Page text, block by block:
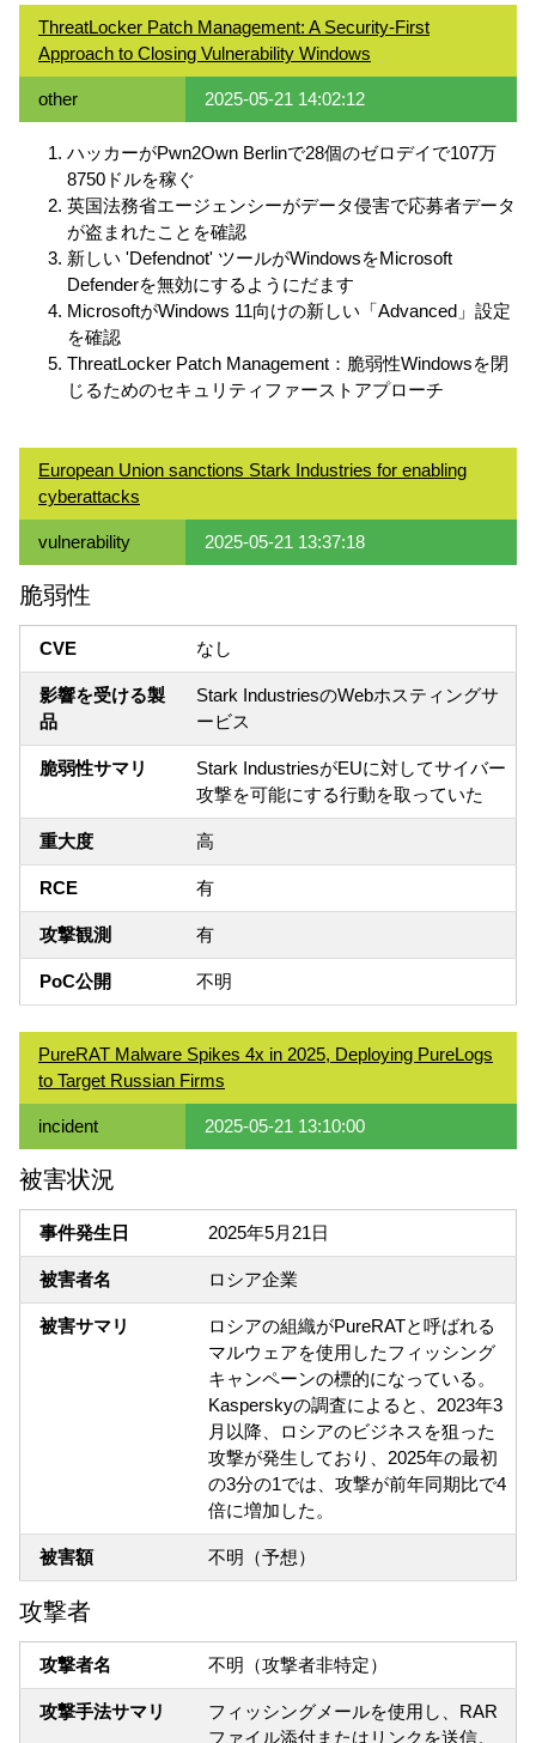
ThreatLocker Patch Management: A Security-First
Approach to Closing Vulnerability Windows
other 2025-05-21 14:02:12
ハッカーがPwn2Own Berlinで28個のゼロデイで107万
8750ドルを稼ぐ
英国法務省エージェンシーがデータ侵害で応募者データ
が盗まれたことを確認
新しい 'Defendnot' ツールがWindowsをMicrosoft
Defenderを無効にするようにだます
MicrosoftがWindows 11向けの新しい「Advanced」設定
を確認
ThreatLocker Patch Management：脆弱性Windowsを閉
じるためのセキュリティファーストアプローチ
European Union sanctions Stark Industries for enabling
cyberattacks
vulnerability 2025-05-21 13:37:18
脆弱性
CVE なし
影響を受ける製
品
Stark IndustriesのWebホスティングサ
ービス
脆弱性サマリ
Stark IndustriesがEUに対してサイバー
攻撃を可能にする行動を取っていた
重大度 高
RCE 有
攻撃観測 有
PoC公開 不明
PureRAT Malware Spikes 4x in 2025, Deploying PureLogs
to Target Russian Firms
incident 2025-05-21 13:10:00
被害状況
事件発生日 2025年5月21日
被害者名 ロシア企業
被害サマリ
ロシアの組織がPureRATと呼ばれる
マルウェアを使用したフィッシング
キャンペーンの標的になっている。
Kasperskyの調査によると、2023年3
月以降、ロシアのビジネスを狙った
攻撃が発生しており、2025年の最初
の3分の1では、攻撃が前年同期比で4
倍に増加した。
被害額 不明（予想）
攻撃者
攻撃者名 不明（攻撃者非特定）
攻撃手法サマリ
フィッシングメールを使用し、RAR
ファイル添付またはリンクを送信。